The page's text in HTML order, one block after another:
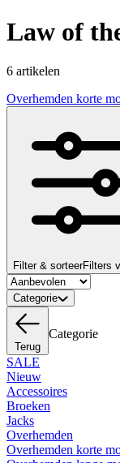
Law of
6 artikelen
Overhemden korte
Filter & sorteerFilters
Categorie
Terug
Categorie
SALE
Nieuw
Accessoires
Broeken
Jacks
Overhemden
Overhemden korte